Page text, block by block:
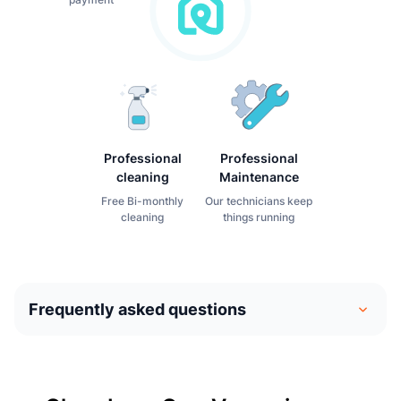
Professional
cleaning
Free Bi-monthly
cleaning
Professional
Maintenance
Our technicians keep
things running
Frequently asked questions
domicile. Les gens emménagent dans leur propre